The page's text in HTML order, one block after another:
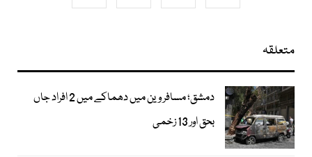
متعلقہ
دمشق؛ مسافر وین میں دھماکے میں 2 افراد جاں
بحق اور 13 زخمی